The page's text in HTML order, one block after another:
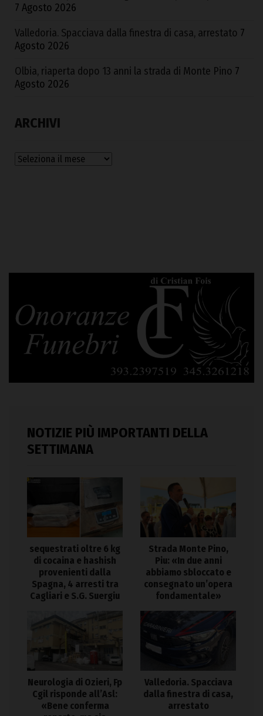
7 Agosto 2026
Valledoria. Spacciava dalla finestra di casa, arrestato 7
Agosto 2026
Olbia, riaperta dopo 13 anni la strada di Monte Pino 7
Agosto 2026
ARCHIVI
Archivi
NOTIZIE PIÙ IMPORTANTI DELLA
SETTIMANA
sequestrati oltre 6 kg
di cocaina e hashish
provenienti dalla
Spagna, 4 arresti tra
Cagliari e S.G. Suergiu
Strada Monte Pino,
Piu: «In due anni
abbiamo sbloccato e
consegnato un’opera
fondamentale»
Neurologia di Ozieri, Fp
Cgil risponde all’Asl:
«Bene conferma
Valledoria. Spacciava
dalla finestra di casa,
arrestato